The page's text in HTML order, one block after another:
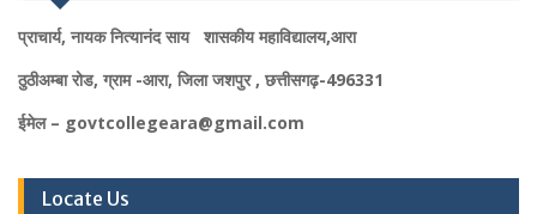
प्राचार्य, नायक नित्यानंद साय शासकीय महाविद्यालय,आरा
ठुठीअम्बा रोड, ग्राम -आरा, जिला जशपुर , छत्तीसगढ़-496331
ईमेल – govtcollegeara@gmail.com
Locate Us